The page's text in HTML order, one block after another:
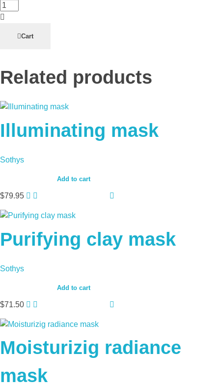
Nutri-
soothing
mask
Cart
Related products
Illuminating mask
Sothys
$79.95
Add to cart
Purifying clay mask
Sothys
$71.50
Add to cart
Moisturizig radiance
mask